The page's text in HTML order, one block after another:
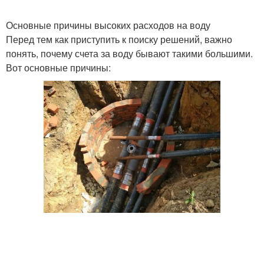
Основные причины высоких расходов на воду
Перед тем как приступить к поиску решений, важно
понять, почему счета за воду бывают такими большими.
Вот основные причины: